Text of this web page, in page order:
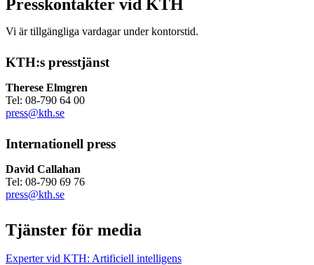
Presskontakter vid KTH
Vi är tillgängliga vardagar under kontorstid.
KTH:s presstjänst
Therese Elmgren
Tel: 08-790 64 00
press@kth.se
Internationell press
David Callahan
Tel: 08-790 69 76
press@kth.se
Tjänster för media
Experter vid KTH: Artificiell intelligens